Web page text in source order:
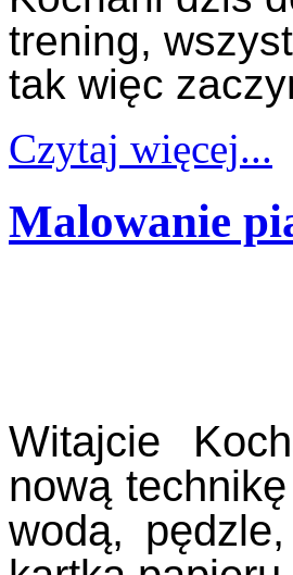
trening,
tak więc
Czytaj więcej...
Malowanie
Witajcie
nową
wodą,